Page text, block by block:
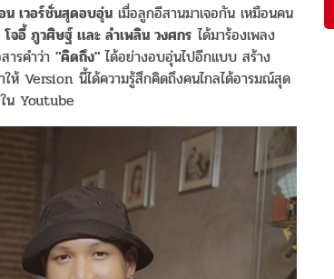
น เวอร์ชั่นสุดอบอุ่น เมื่อลูกอีสานมาเจอกัน เหมือนคน
โจอี้ ภูวศิษฐ์ เเละ ลำเพลิน วงศกร ได้มาร้องเพลง
ารคำว่า "คิดถึง" ได้อย่างอบอุ่นไปอีกเเบบ สร้าง
ให้ Version นี้ได้ความรู้สึกคิดถึงคนไกลได้อารมณ์สุด
น Youtube